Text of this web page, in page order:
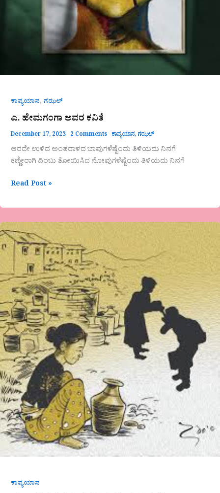
ಕಾವ್ಯಯಾನ, ಗಝಲ್
ಎ. ಹೇಮಗಂಗಾ ಅವರ ಕವಿತೆ
December 17, 2023 2 Comments ಕಾವ್ಯಯಾನ, ಗಝಲ್
ಆರದೇ ಉಳಿದ ಅಂತರಾಳದ ಬಾವುಗಳೆಷ್ಟೆಂದು ತಿಳಿಯದು ನಿನಗೆ
ಕಣ್ಣೀರಾಗಿ ದಿಂಬು ತೋಯಿಸಿದ ನೋವುಗಳೆಷ್ಟೆಂದು ತಿಳಿಯದು ನಿನಗೆ
Read Post »
ಕಾವ್ಯಯಾನ
ಮಹಾಂತೇಶ
ಕಮತ-
ಮಗುವಿನ
ಹೂವಿನಂತೆ